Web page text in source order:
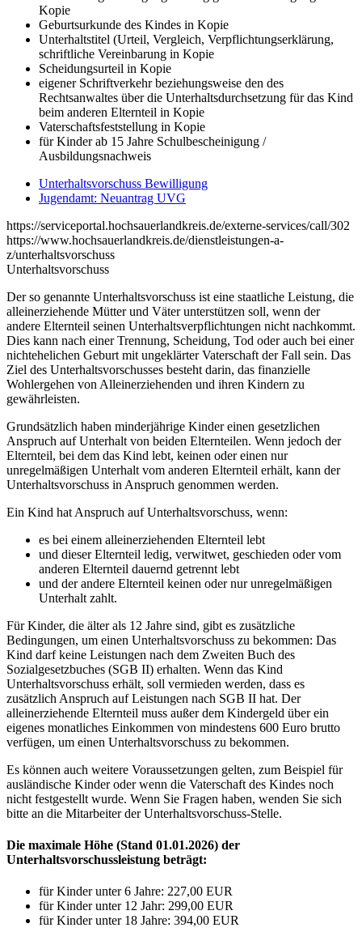
Kopie
Geburtsurkunde des Kindes in Kopie
Unterhaltstitel (Urteil, Vergleich, Verpflichtungserklärung,
schriftliche Vereinbarung in Kopie
Scheidungsurteil in Kopie
eigener Schriftverkehr beziehungsweise den des
Rechtsanwaltes über die Unterhaltsdurchsetzung für das Kind
beim anderen Elternteil in Kopie
Vaterschaftsfeststellung in Kopie
für Kinder ab 15 Jahre Schulbescheinigung /
Ausbildungsnachweis
Unterhaltsvorschuss Bewilligung
Jugendamt: Neuantrag UVG
https://serviceportal.hochsauerlandkreis.de/externe-services/call/302
https://www.hochsauerlandkreis.de/dienstleistungen-a-
z/unterhaltsvorschuss
Unterhaltsvorschuss
Der so genannte Unterhaltsvorschuss ist eine staatliche Leistung, die
alleinerziehende Mütter und Väter unterstützen soll, wenn der
andere Elternteil seinen Unterhaltsverpflichtungen nicht nachkommt.
Dies kann nach einer Trennung, Scheidung, Tod oder auch bei einer
nichtehelichen Geburt mit ungeklärter Vaterschaft der Fall sein. Das
Ziel des Unterhaltsvorschusses besteht darin, das finanzielle
Wohlergehen von Alleinerziehenden und ihren Kindern zu
gewährleisten.
Grundsätzlich haben minderjährige Kinder einen gesetzlichen
Anspruch auf Unterhalt von beiden Elternteilen. Wenn jedoch der
Elternteil, bei dem das Kind lebt, keinen oder einen nur
unregelmäßigen Unterhalt vom anderen Elternteil erhält, kann der
Unterhaltsvorschuss in Anspruch genommen werden.
Ein Kind hat Anspruch auf Unterhaltsvorschuss, wenn:
es bei einem alleinerziehenden Elternteil lebt
und dieser Elternteil ledig, verwitwet, geschieden oder vom
anderen Elternteil dauernd getrennt lebt
und der andere Elternteil keinen oder nur unregelmäßigen
Unterhalt zahlt.
Für Kinder, die älter als 12 Jahre sind, gibt es zusätzliche
Bedingungen, um einen Unterhaltsvorschuss zu bekommen: Das
Kind darf keine Leistungen nach dem Zweiten Buch des
Sozialgesetzbuches (SGB II) erhalten. Wenn das Kind
Unterhaltsvorschuss erhält, soll vermieden werden, dass es
zusätzlich Anspruch auf Leistungen nach SGB II hat. Der
alleinerziehende Elternteil muss außer dem Kindergeld über ein
eigenes monatliches Einkommen von mindestens 600 Euro brutto
verfügen, um einen Unterhaltsvorschuss zu bekommen.
Es können auch weitere Voraussetzungen gelten, zum Beispiel für
ausländische Kinder oder wenn die Vaterschaft des Kindes noch
nicht festgestellt wurde. Wenn Sie Fragen haben, wenden Sie sich
bitte an die Mitarbeiter der Unterhaltsvorschuss-Stelle.
Die maximale Höhe (Stand 01.01.2026) der
Unterhaltsvorschussleistung beträgt:
für Kinder unter 6 Jahre: 227,00 EUR
für Kinder unter 12 Jahr: 299,00 EUR
für Kinder unter 18 Jahre: 394,00 EUR